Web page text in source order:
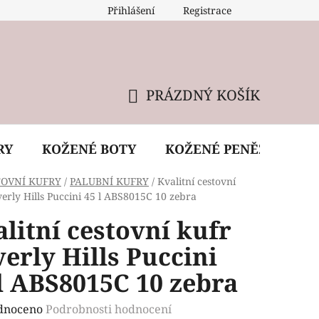
Reklamační podmínky
Přihlášení Registrace
KOŠÍK
PRÁZDNÝ KOŠÍK
KOŽENÉ BOTY KOŽENÉ PENĚŽENKY
KUFRY / PALUBNÍ KUFRY / Kvalitní cestovní
Hills Puccini 45 l ABS8015C 10 zebra
cestovní kufr
Hills Puccini
ABS8015C 10 zebra
Podrobnosti hodnocení